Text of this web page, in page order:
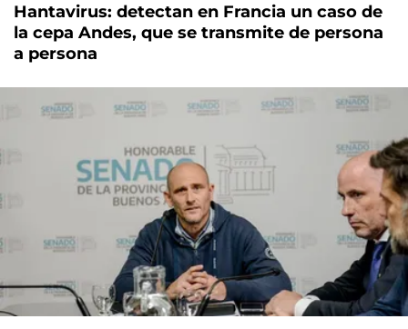
Hantavirus: detectan en Francia un caso de
la cepa Andes, que se transmite de persona
a persona